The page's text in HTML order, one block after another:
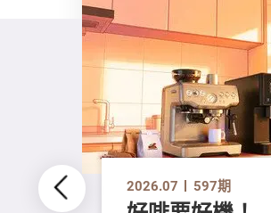
2026.07 597期